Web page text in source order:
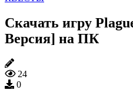
Скачать игру
Версия] на ПК
24
0